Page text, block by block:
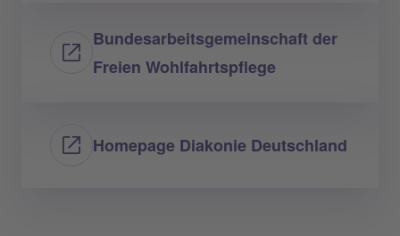
Bundesarbeitsgemeinschaft der
Freien Wohlfahrtspflege
Homepage Diakonie Deutschland